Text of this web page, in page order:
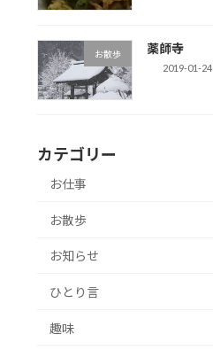
お散歩 薬師寺
2019-01-24
カテゴリー
お仕事
お散歩
お知らせ
ひとり言
趣味